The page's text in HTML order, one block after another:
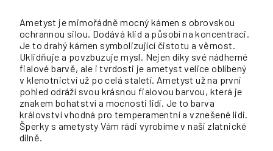
Ametyst je mimořádně mocný kámen s obrovskou
ochrannou silou. Dodává klid a působí na koncentraci.
Je to drahý kámen symbolizující čistotu a věrnost.
Uklidňuje a povzbuzuje mysl. Nejen díky své nádherné
fialové barvě, ale i tvrdosti je ametyst velice oblíbený
v klenotnictví už po celá staletí. Ametyst už na první
pohled odráží svou krásnou fialovou barvou, která je
znakem bohatství a mocnosti lidí. Je to barva
království vhodná pro temperamentní a vznešené lidi.
Šperky s ametysty Vám rádi vyrobíme v naší zlatnické
dílně.